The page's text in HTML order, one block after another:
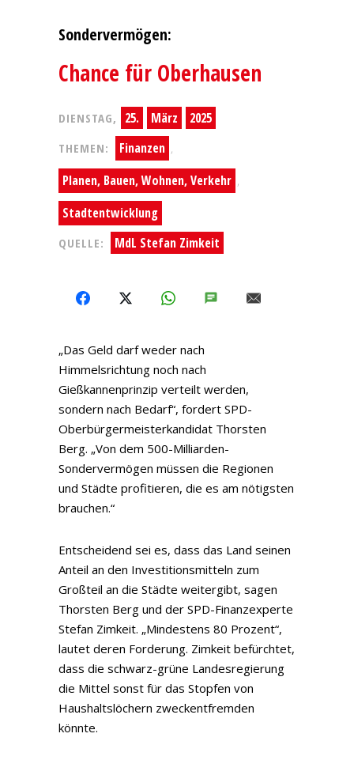
Sondervermögen:
Chance für Oberhausen
DIENSTAG, 25. März 2025
THEMEN: Finanzen ,
Planen, Bauen, Wohnen, Verkehr ,
Stadtentwicklung
QUELLE: MdL Stefan Zimkeit
FACEBOOK WHATSAPP
„Das Geld darf weder nach
Himmelsrichtung noch nach
Gießkannenprinzip verteilt werden,
sondern nach Bedarf“, fordert SPD-
Oberbürgermeisterkandidat Thorsten
Berg. „Von dem 500-Milliarden-
Sondervermögen müssen die Regionen
und Städte profitieren, die es am nötigsten
brauchen.“
Entscheidend sei es, dass das Land seinen
Anteil an den Investitionsmitteln zum
Großteil an die Städte weitergibt, sagen
Thorsten Berg und der SPD-Finanzexperte
Stefan Zimkeit. „Mindestens 80 Prozent“,
lautet deren Forderung. Zimkeit befürchtet,
dass die schwarz-grüne Landesregierung
die Mittel sonst für das Stopfen von
Haushaltslöchern zweckentfremden
könnte.